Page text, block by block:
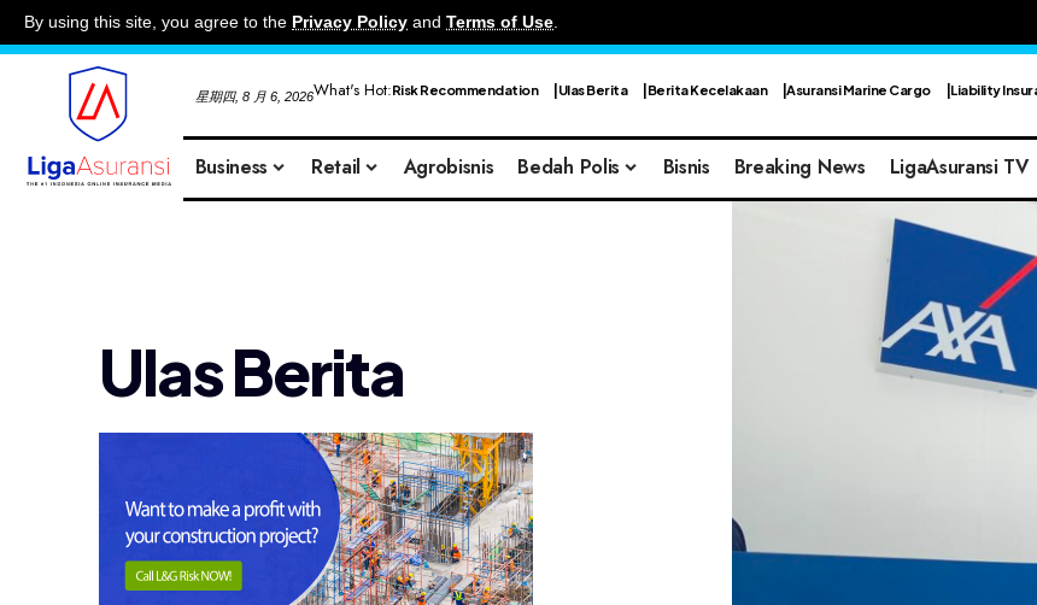
By using this site, you agree to the Privacy Policy and Terms of Use.
星期四, 8 月 6, 2026What's Hot:Risk Recommendation Ulas Berita Berita Kecelakaan Asuransi Marine Cargo Liability
Business Retail Agrobisnis Bedah Polis Bisnis Breaking News LigaAsuransi TV
Ulas Berita